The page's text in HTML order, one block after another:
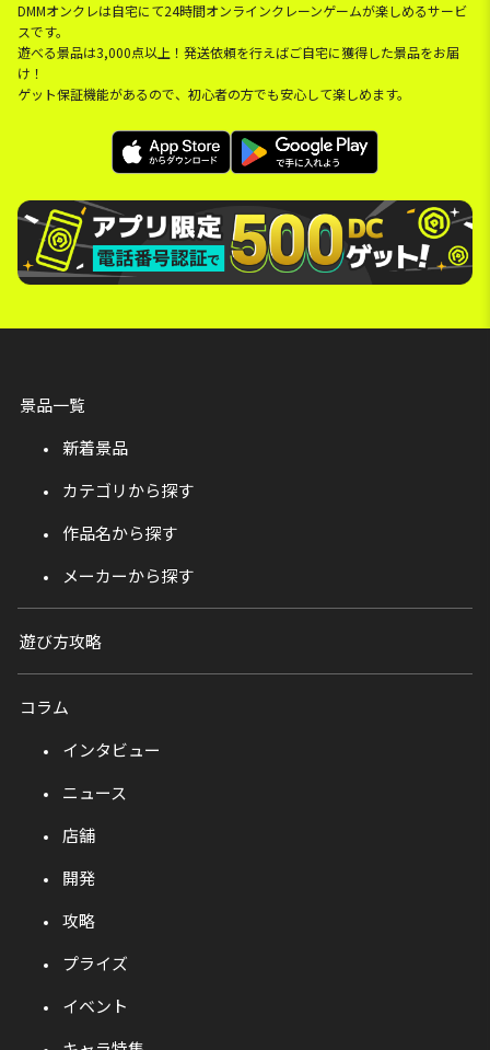
DMMオンクレは自宅にて24時間オンラインクレーンゲームが楽しめるサービ
スです。
遊べる景品は3,000点以上！発送依頼を行えばご自宅に獲得した景品をお届
け！
ゲット保証機能があるので、初心者の方でも安心して楽しめます。
景品一覧
新着景品
カテゴリから探す
作品名から探す
メーカーから探す
遊び方攻略
コラム
インタビュー
ニュース
店舗
開発
攻略
プライズ
イベント